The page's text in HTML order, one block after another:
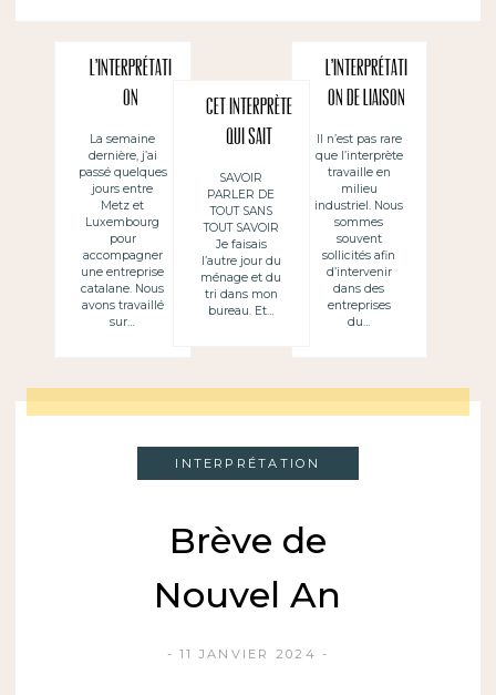
L’interprétati
on
d’accompagne
ment
La semaine
dernière, j’ai
passé quelques
jours entre
Metz et
Luxembourg
pour
accompagner
une entreprise
catalane. Nous
avons travaillé
sur…
Cet interprète
qui sait
parler de tout
SAVOIR
PARLER DE
TOUT SANS
TOUT SAVOIR
Je faisais
l’autre jour du
ménage et du
tri dans mon
bureau. Et…
L’interprétati
on de liaison
en milieu
industriel
Il n’est pas rare
que l’interprète
travaille en
milieu
industriel. Nous
sommes
souvent
sollicités afin
d’intervenir
dans des
entreprises
du…
INTERPRÉTATION
Brève de
Nouvel An
11 JANVIER 2024